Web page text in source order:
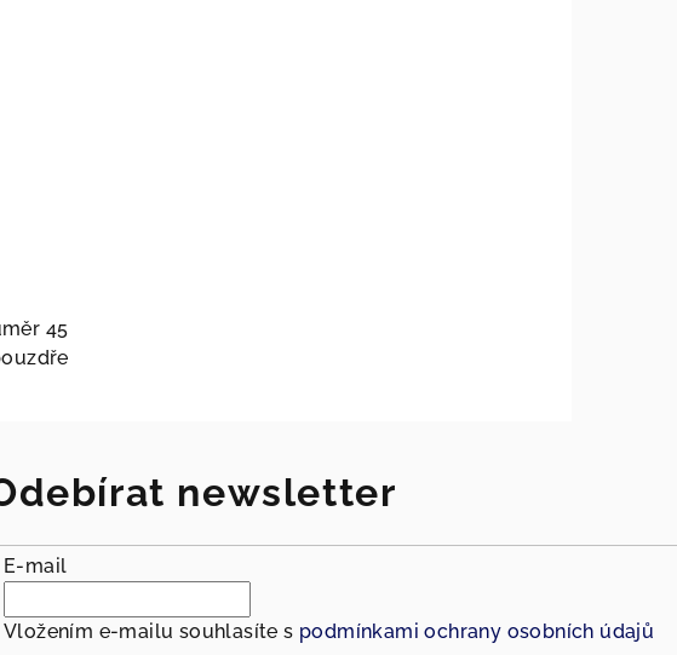
45
newsletter
E-mail
Vložením e-mailu souhlasíte s podmínkami ochrany osobních údajů